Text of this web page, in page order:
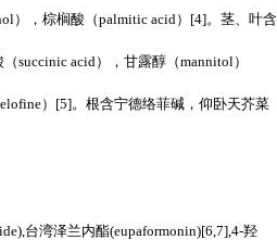
），棕榈酸（palmitic acid）[4]。茎、叶含
succinic acid），甘露醇（mannitol）
）[5]。根含宁德络菲碱，仰卧天芥菜
台湾泽兰内酯(eupaformonin)[6,7],4-羟